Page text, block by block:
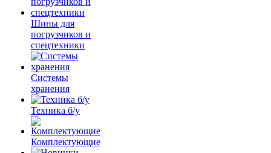
Шины для
погрузчиков и
спецтехники
Системы
хранения
Техника б/у
Комплектующие